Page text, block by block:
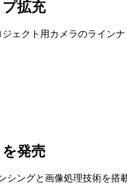
拡充
ェクト用カメラのライン
発売
シングと画像処理技術を